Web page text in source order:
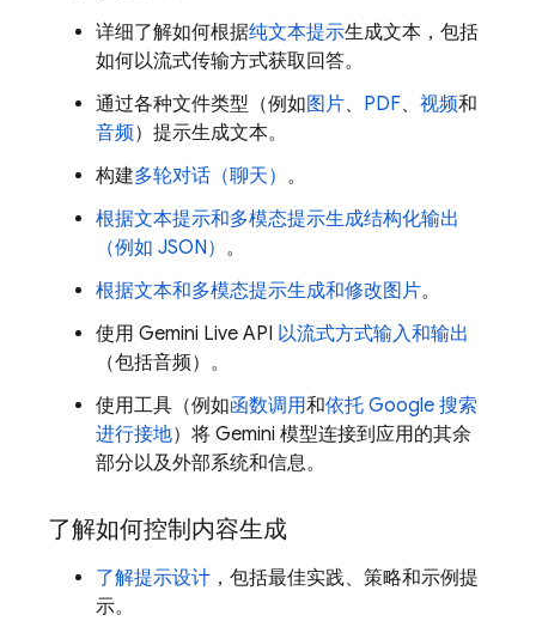
详细了解如何根据纯文本提示生成文本，包括
如何以流式传输方式获取回答。
通过各种文件类型（例如图片、 PDF、 视频和
音频）提示生成文本。
构建多轮对话（聊天） 。
根据文本提示和多模态提示生成结构化输出
（例如 JSON） 。
根据文本和多模态提示生成和修改图片。
使用 Gemini Live API 以流式方式输入和输出
（包括音频）。
使用工具（例如函数调用和依托 Google 搜索
进行接地）将 Gemini 模型连接到应用的其余
部分以及外部系统和信息。
了解如何控制内容生成
了解提示设计 ，包括最佳实践、策略和示例提
示。